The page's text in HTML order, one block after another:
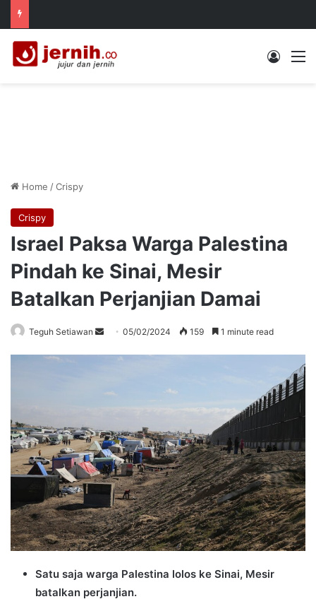
Log In
Home /Crispy
Crispy
Israel Paksa Warga Palestina
Pindah ke Sinai, Mesir
Batalkan Perjanjian Damai
Teguh Setiawan
Send05/02/2024 159 1 minute read
Satu saja warga Palestina lolos ke Sinai, Mesir
batalkan perjanjian.